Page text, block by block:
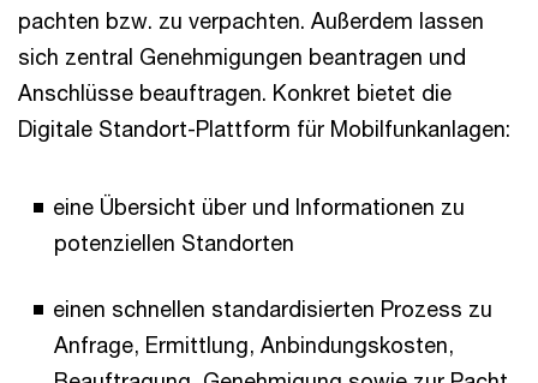
pachten bzw. zu verpachten. Außerdem lassen
sich zentral Genehmigungen beantragen und
Anschlüsse beauftragen. Konkret bietet die
Digitale Standort-Plattform für Mobilfunkanlagen:
eine Übersicht über und Informationen zu
potenziellen Standorten
einen schnellen standardisierten Prozess zu
Anfrage, Ermittlung, Anbindungskosten,